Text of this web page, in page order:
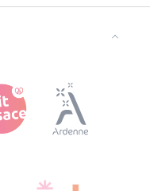
Grand Est